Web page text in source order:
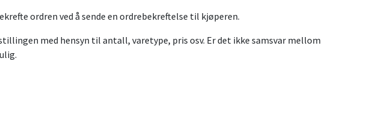
ordren ved å sende en ordrebekreftelse til kjøperen.
med hensyn til antall, varetype, pris osv. Er det ikke samsvar mellom